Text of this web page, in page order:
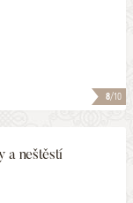
8/10
a neštěstí